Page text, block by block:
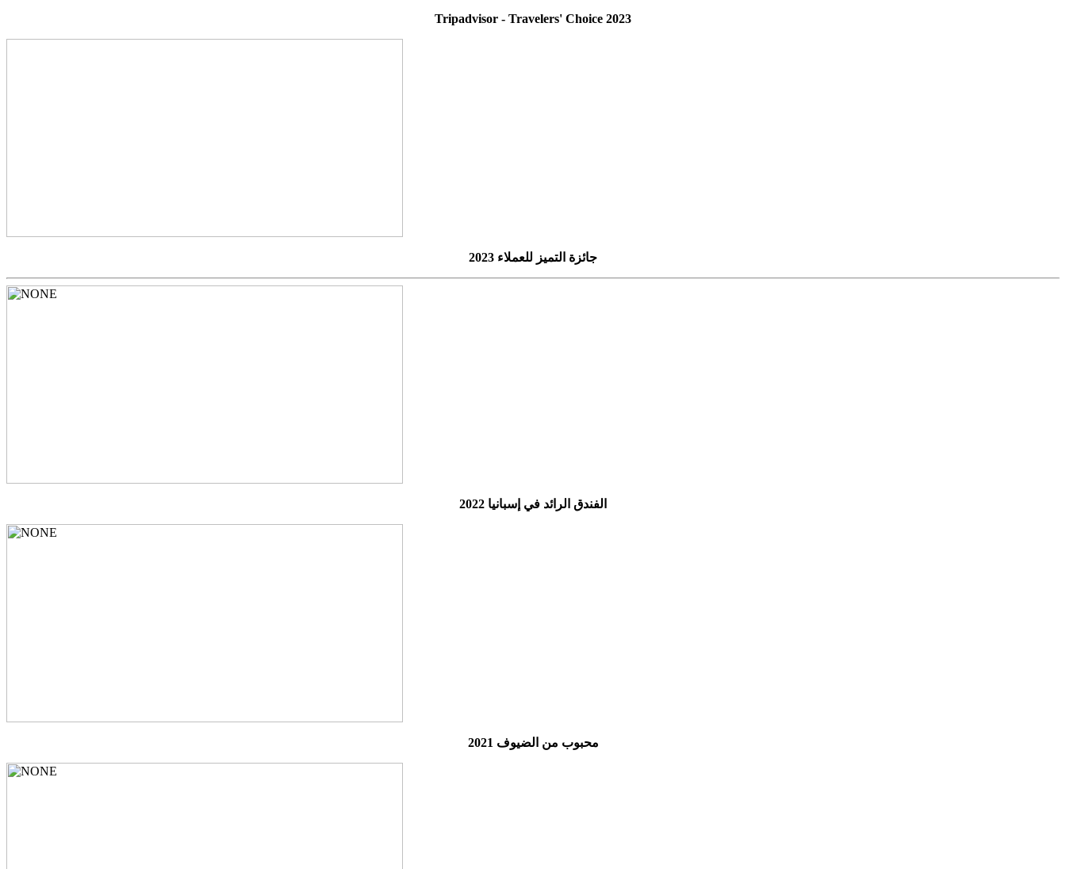
Tripadvisor - Travelers' Choice 2023
جائزة التميز للعملاء 2023
الفندق الرائد في إسبانيا 2022
محبوب من الضيوف 2021